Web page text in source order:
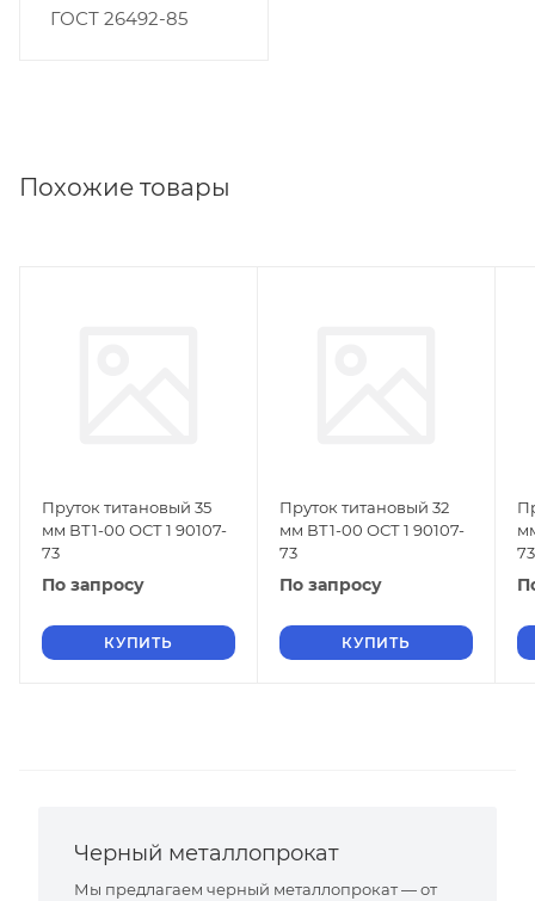
ГОСТ 26492-85
Похожие товары
Пруток титановый 35
мм ВТ1-00 ОСТ 1 90107-
73
По запросу
КУПИТЬ
Пруток титановый 32
мм ВТ1-00 ОСТ 1 90107-
73
По запросу
КУПИТЬ
73
Черный металлопрокат
Мы предлагаем черный металлопрокат — от